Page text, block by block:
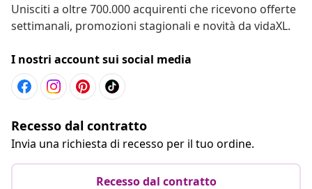
Unisciti a oltre 700.000 acquirenti che ricevono offerte
settimanali, promozioni stagionali e novità da vidaXL.
I nostri account sui social media
Recesso dal contratto
Invia una richiesta di recesso per il tuo ordine.
Recesso dal contratto